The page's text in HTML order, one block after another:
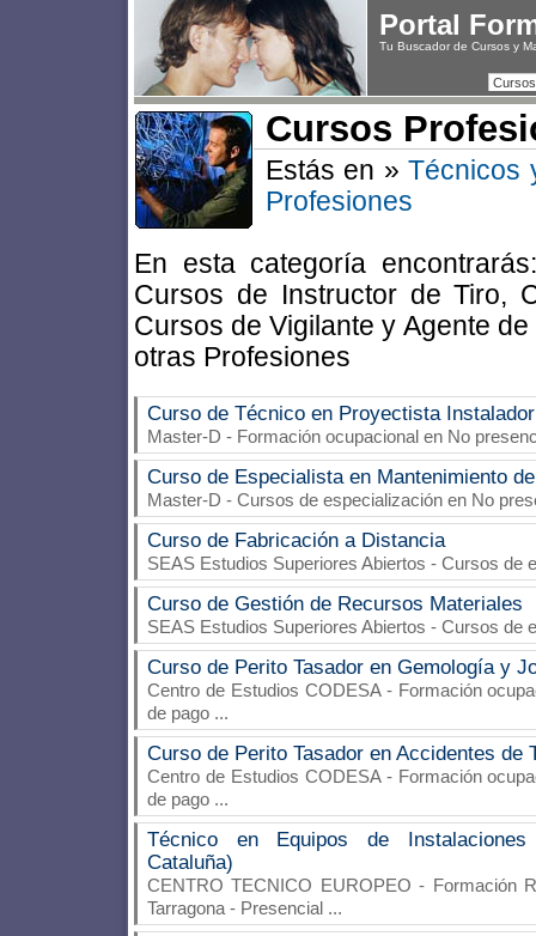
Portal
Tu Buscador de Cursos y
Cursos
Estás en »Técnicos
Profesiones
En esta categoría
Cursos de Instructor de Tiro,
Cursos de Vigilante y Agente
otras Profesiones
Curso de Técnico en Proyectista
Master-D - Formación ocupacional en No
Curso de Especialista en Mantenimiento
Master-D - Cursos de especialización en No
Curso de Fabricación a Distancia
SEAS Estudios Superiores Abiertos - Cursos de
Curso de Gestión de Recursos Materiales
SEAS Estudios Superiores Abiertos - Cursos de
Curso de Perito Tasador en Gemología y
Centro de Estudios CODESA- Formación
de pago ...
Curso de Perito Tasador en Accidentes de
Centro de Estudios CODESA- Formación
de pago ...
Técnico en Equipos de
Cataluña)
CENTRO TECNICO EUROPEO - Formación
Tarragona - Presencial ...